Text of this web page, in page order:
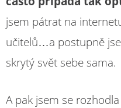
jsem pátrat na
učitelů…a postupně
skrytý svět sebe sama.
A pak jsem se rozhodla